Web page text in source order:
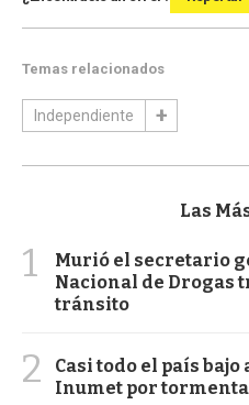
Temas relacionados
Independiente
Las
1
Murió el secretario
Nacional de Drogas
tránsito
2
Casi todo el país
Inumet por